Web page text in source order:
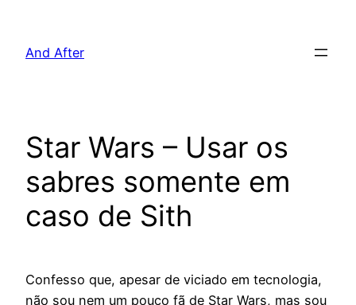
And After
Star Wars – Usar os
sabres somente em
caso de Sith
Confesso que, apesar de viciado em tecnologia,
não sou nem um pouco fã de Star Wars, mas sou